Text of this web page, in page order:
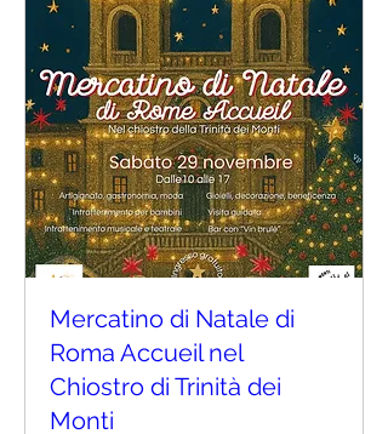
Mercatino di Natale di
Roma Accueil nel
Chiostro di Trinità dei
Monti